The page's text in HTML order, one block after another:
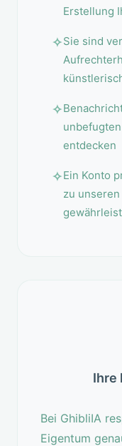
Erstellung
Sie sind
entdecken
Ein Konto
zu
Ihre
Bei GhibliIA
Eigentum